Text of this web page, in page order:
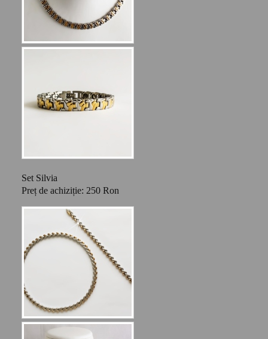
Set Silvia
Preț de achiziție: 250 Ron